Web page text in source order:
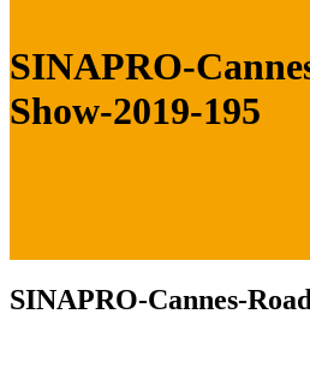
SINAPRO-
Show-2019-195
SINAPRO-Cannes-